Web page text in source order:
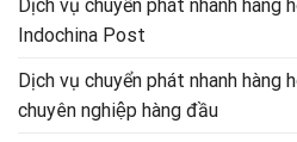
Dịch vụ chuyển phát nhanh hàng
Indochina Post
Dịch vụ chuyển phát nhanh hàng
chuyên nghiệp hàng đầu